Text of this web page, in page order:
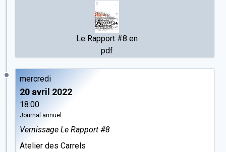
Le Rapport #8 en
pdf
mercredi
20 avril 2022
18:00
Journal annuel
Vernissage Le Rapport #8
Atelier des Carrels